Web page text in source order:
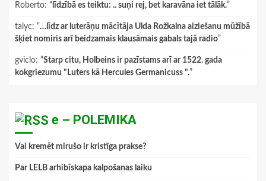
Roberto: “ līdzībā es teiktu: .. suņi rej, bet karavāna iet tālāk.”
talyc: “…līdz ar luterāņu mācītāja Ulda Rožkalna aiziešanu mūžībā
šķiet nomiris arī beidzamais klausāmais gabals tajā radio”
gviclo: “Starp citu, Holbeins ir pazīstams arī ar 1522. gada
kokgriezumu "Luters kā Hercules Germanicuss ".”
e – POLEMIKA
Vai kremēt mirušo ir kristīga prakse?
Par LELB arhibīskapa kalpošanas laiku